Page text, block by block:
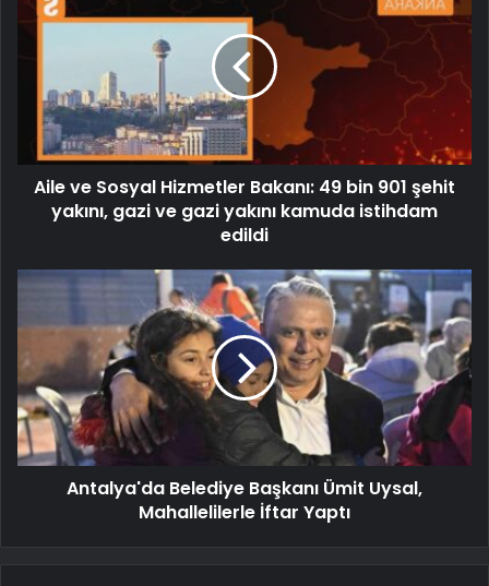
Aile ve Sosyal Hizmetler Bakanı: 49 bin 901 şehit
yakını, gazi ve gazi yakını kamuda istihdam
edildi
Antalya'da Belediye Başkanı Ümit Uysal,
Mahallelilerle İftar Yaptı